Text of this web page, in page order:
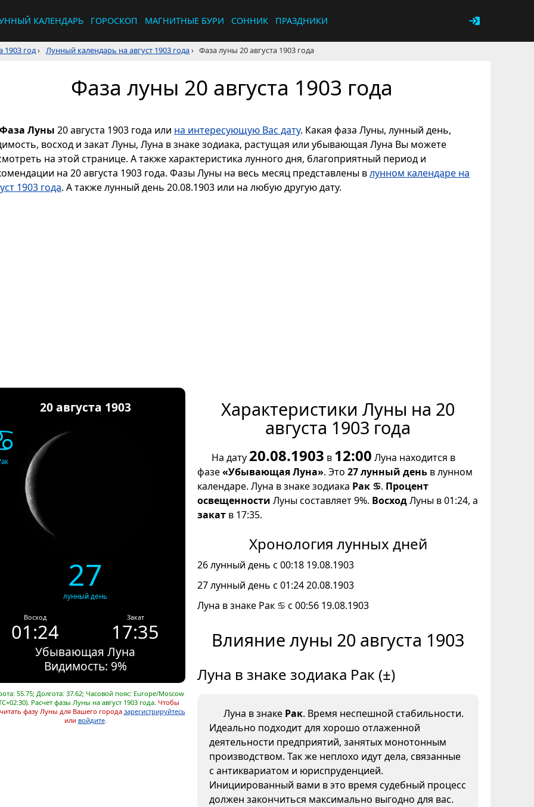
КАЛЕНДАРЬ ГОРОСКОП МАГНИТНЫЕ БУРИ СОННИК ПРАЗДНИКИ
1903 год› Лунный календарь на август 1903 года› Фаза луны 20 августа 1903 года
Фаза луны 20 августа 1903 года
Фаза Луны 20 августа 1903 года или на интересующую Вас дату. Какая фаза Луны, лунный день,
восход и закат Луны, Луна в знаке зодиака, растущая или убывающая Луна Вы можете
на этой странице. А также характеристика лунного дня, благоприятный период и
на 20 августа 1903 года. Фазы Луны на весь месяц представлены влунном календаре на
1903 года. А также лунный день 20.08.1903 или на любую другую дату.
20 августа 1903
27
лунный день
Восход
01:24
Закат
17:35
Убывающая Луна
Видимость: 9%
55.75; Долгота: 37.62; Часовой пояс: Europe/Moscow
Расчет фазы Луны на август 1903 года. Чтобы
фазу Луны для Вашего города зарегистрируйтесь
или войдите.
Характеристики Луны на 20
августа 1903 года
На дату 20.08.1903 в 12:00 Луна находится в
фазе«Убывающая Луна». Это 27 лунный день в лунном
календаре. Луна в знаке зодиака Рак ♋. Процент
освещенности Луны составляет 9%. ВосходЛуны в 01:24, а
закат в 17:35.
Хронология лунных дней
26 лунный день с 00:18 19.08.1903
27 лунный день с 01:24 20.08.1903
Луна в знаке Рак ♋ с 00:56 19.08.1903
Влияние луны 20 августа 1903
Луна в знаке зодиака Рак (±)
Луна в знаке Рак. Время неспешной стабильности.
Идеально подходит для хорошо отлаженной
деятельности предприятий, занятых монотонным
производством. Так же неплохо идут дела, связанные
с антиквариатом и юриспруденцией.
Инициированный вами в это время судебный процесс
должен закончиться максимально выгодно для вас.